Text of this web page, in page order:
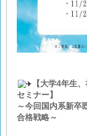
【大学4年生
セミナー】
～今回国内系新卒
合格戦略～